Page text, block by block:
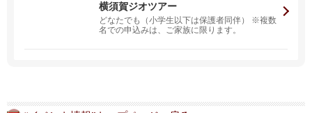
横須賀ジオツアー
どなたでも（小学生以下は保護者同伴） ※複数
名での申込みは、ご家族に限ります。